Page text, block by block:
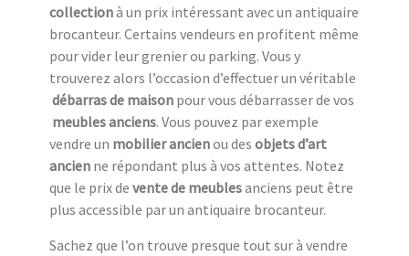
collectionà un prix intéressant avec un antiquaire
brocanteur. Certains vendeurs en profitent même
pour vider leur grenier ou parking. Vous y
trouverez alors l’occasion d’effectuer un véritable
débarras de maison pour vous débarrasser de vos
meubles anciens. Vous pouvez par exemple
vendre un mobilier ancienou des objets d’art
ancien ne répondant plus à vos attentes. Notez
que le prix de vente de meublesanciens peut être
plus accessible par un antiquaire brocanteur.
Sachez que l’on trouve presque tout sur à vendre